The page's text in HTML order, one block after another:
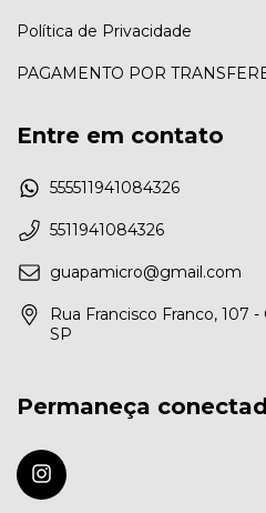
Política de Privacidade
PAGAMENTO POR
Entre em contato
555511941084326
5511941084326
guapamicro@gmail.com
Rua Francisco Franco, 107
SP
Permaneça